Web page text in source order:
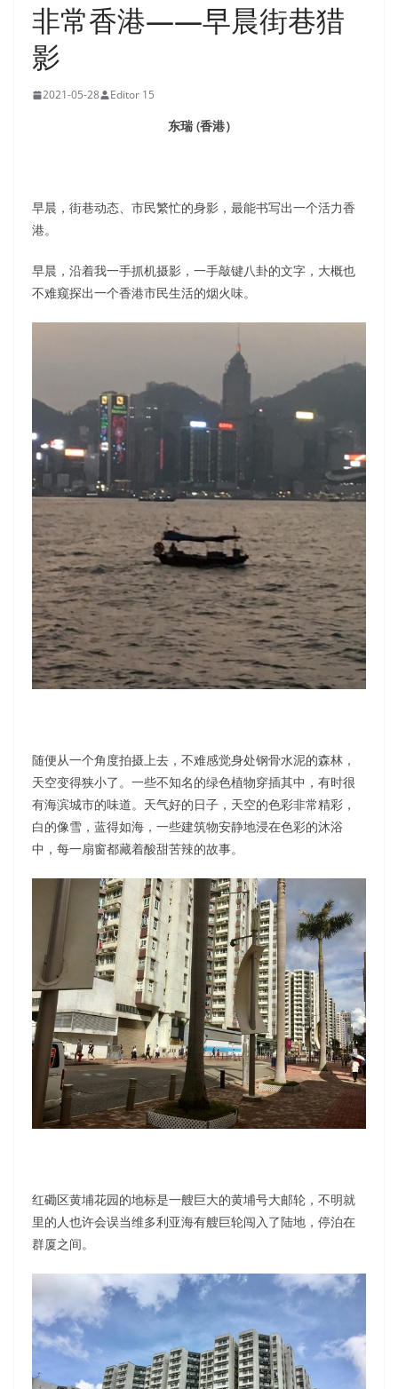
非常香港——早晨街巷猎
影
2021-05-28 Editor 15
东瑞 (香港）
早晨，街巷动态、市民繁忙的身影，最能书写出一个活力香
港。
早晨，沿着我一手抓机摄影，一手敲键八卦的文字，大概也
不难窥探出一个香港市民生活的烟火味。
随便从一个角度拍摄上去，不难感觉身处钢骨水泥的森林，
天空变得狭小了。一些不知名的绿色植物穿插其中，有时很
有海滨城市的味道。天气好的日子，天空的色彩非常精彩，
白的像雪，蓝得如海，一些建筑物安静地浸在色彩的沐浴
中，每一扇窗都藏着酸甜苦辣的故事。
红磡区黄埔花园的地标是一艘巨大的黄埔号大邮轮，不明就
里的人也许会误当维多利亚海有艘巨轮闯入了陆地，停泊在
群厦之间。